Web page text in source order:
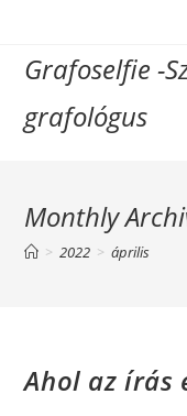
contentGrafoselfie -
grafológus
Monthly
> 2022 > április
Ahol az írás